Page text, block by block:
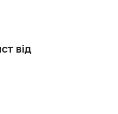
від